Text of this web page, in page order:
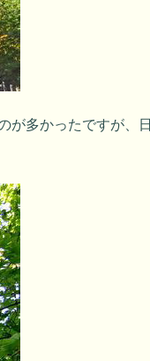
が多かったですが、日